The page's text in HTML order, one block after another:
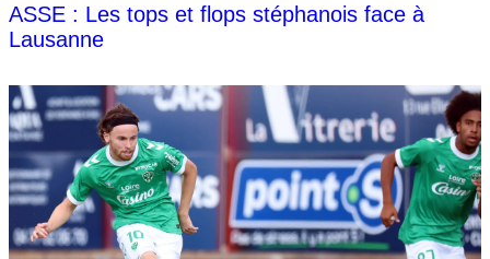
ASSE : Les tops et flops stéphanois face à
Lausanne